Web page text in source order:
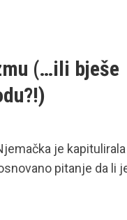
(…ili bješe
je kapitulirala
pitanje da li